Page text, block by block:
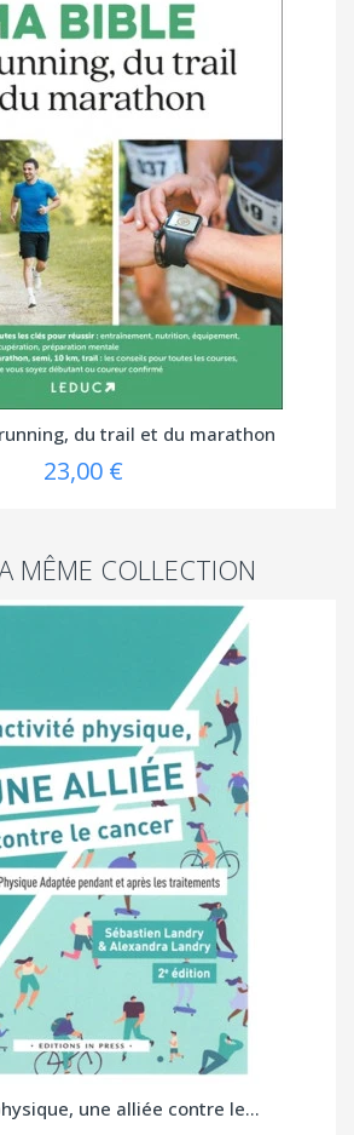
du trail et du marathon
23,00 €
MÊME COLLECTION
une alliée contre le...